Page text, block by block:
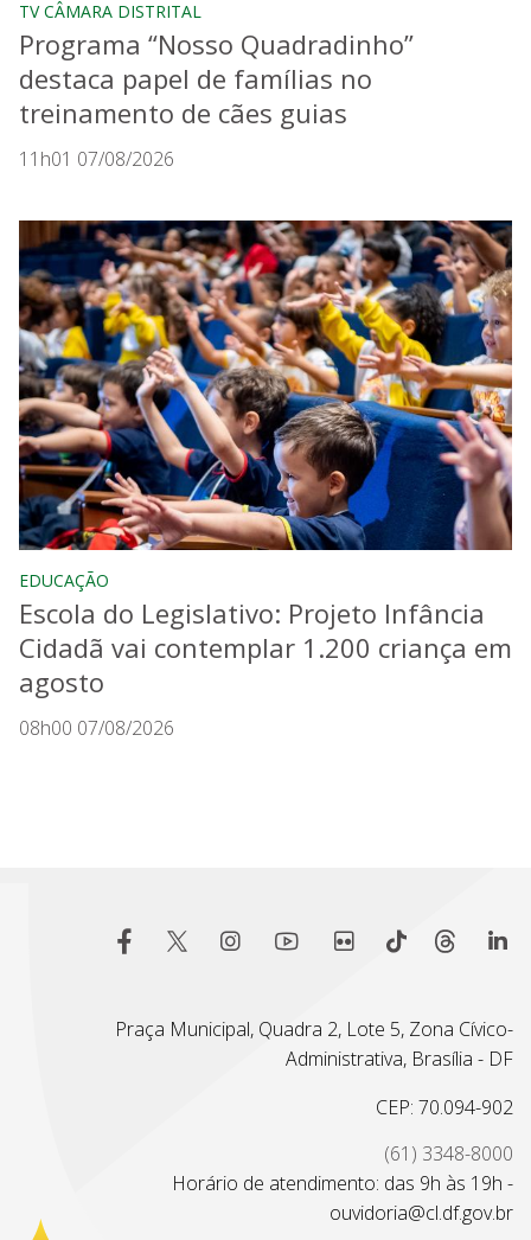
TV CÂMARA DISTRITAL
Programa “Nosso Quadradinho”
destaca papel de famílias no
treinamento de cães guias
11h01 07/08/2026
EDUCAÇÃO
Escola do Legislativo: Projeto Infância
Cidadã vai contemplar 1.200 criança em
agosto
08h00 07/08/2026
Praça Municipal, Quadra 2, Lote 5, Zona Cívico-
Administrativa, Brasília - DF
CEP: 70.094-902
(61) 3348-8000
Horário de atendimento: das 9h às 19h -
ouvidoria@cl.df.gov.br